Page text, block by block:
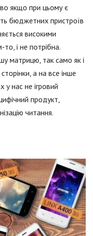
якщо при цьому є
бюджетних пристроїв
високими
і не потрібна.
матрицю, так само як і
а на все інше
у нас не ігровий
продукт,
читання.